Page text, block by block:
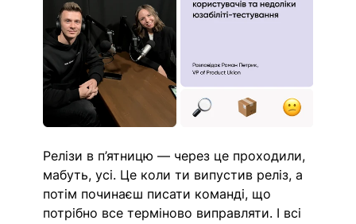
Релізи в п’ятницю — через це проходили,
мабуть, усі. Це коли ти випустив реліз, а
потім починаєш писати команді, що
потрібно все терміново виправляти. І всі